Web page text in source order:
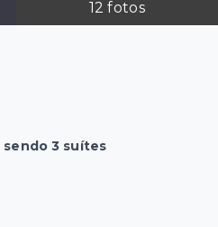
12 fotos
3 suítes